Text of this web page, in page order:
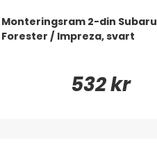
Monteringsram 2-din Subaru
Forester / Impreza, svart
532 kr